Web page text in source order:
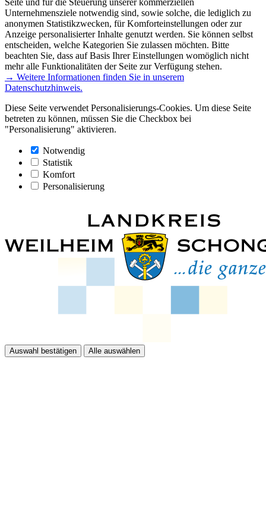
Unternehmensziele notwendig sind, sowie solche, die lediglich zu
anonymen Statistikzwecken, für Komforteinstellungen oder zur
Anzeige personalisierter Inhalte genutzt werden. Sie können selbst
entscheiden, welche Kategorien Sie zulassen möchten. Bitte
beachten Sie, dass auf Basis Ihrer Einstellungen womöglich nicht
mehr alle Funktionalitäten der Seite zur Verfügung stehen.
→ Weitere Informationen finden Sie in unserem
Datenschutzhinweis.
Diese Seite verwendet Personalisierungs-Cookies. Um diese Seite
betreten zu können, müssen Sie die Checkbox bei
"Personalisierung" aktivieren.
Notwendig
Statistik
Komfort
Personalisierung
Auswahl bestätigen Alle auswählen